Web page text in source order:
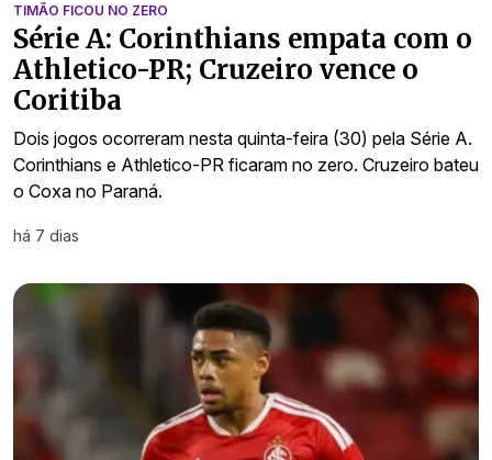
TIMÃO FICOU NO ZERO
Série A: Corinthians empata com o
Athletico-PR; Cruzeiro vence o
Coritiba
Dois jogos ocorreram nesta quinta-feira (30) pela Série A.
Corinthians e Athletico-PR ficaram no zero. Cruzeiro bateu
o Coxa no Paraná.
há 7 dias